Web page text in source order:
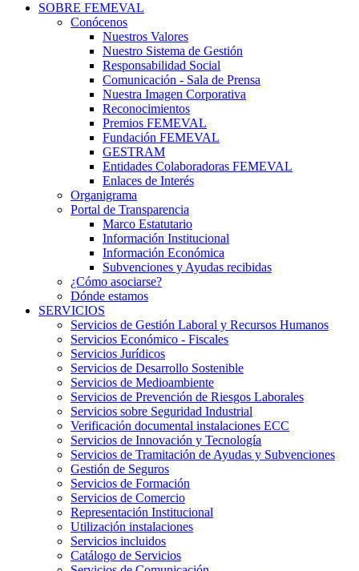
SOBRE FEMEVAL
Conócenos
Nuestros Valores
Nuestro Sistema de Gestión
Responsabilidad Social
Comunicación - Sala de Prensa
Nuestra Imagen Corporativa
Reconocimientos
Premios FEMEVAL
Fundación FEMEVAL
GESTRAM
Entidades Colaboradoras FEMEVAL
Enlaces de Interés
Organigrama
Portal de Transparencia
Marco Estatutario
Información Institucional
Información Económica
Subvenciones y Ayudas recibidas
¿Cómo asociarse?
Dónde estamos
SERVICIOS
Servicios de Gestión Laboral y Recursos Humanos
Servicios Económico - Fiscales
Servicios Jurídicos
Servicios de Desarrollo Sostenible
Servicios de Medioambiente
Servicios de Prevención de Riesgos Laborales
Servicios sobre Seguridad Industrial
Verificación documental instalaciones ECC
Servicios de Innovación y Tecnología
Servicios de Tramitación de Ayudas y Subvenciones
Gestión de Seguros
Servicios de Formación
Servicios de Comercio
Representación Institucional
Utilización instalaciones
Servicios incluidos
Catálogo de Servicios